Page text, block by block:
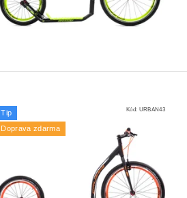
Tip
Doprava zdarma
Kód: URBAN43